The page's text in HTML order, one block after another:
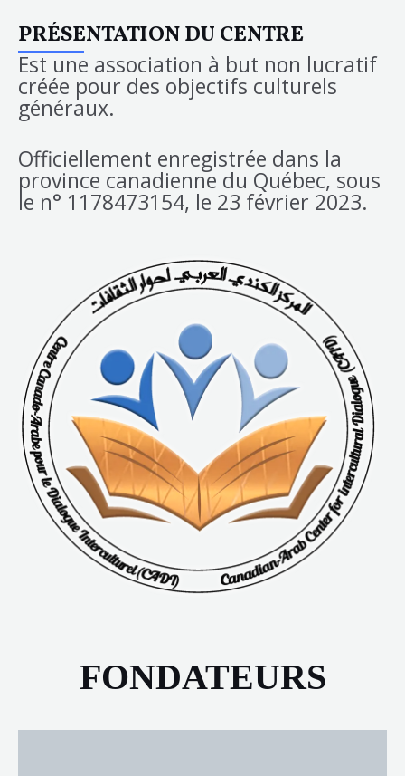
PRÉSENTATION DU CENTRE
Est une association à but non lucratif
créée pour des objectifs culturels
généraux.
Officiellement enregistrée dans la
province canadienne du Québec, sous
le n° 1178473154, le 23 février 2023.
FONDATEURS